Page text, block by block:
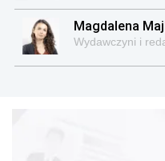
Magdalena
Wydawczyni i